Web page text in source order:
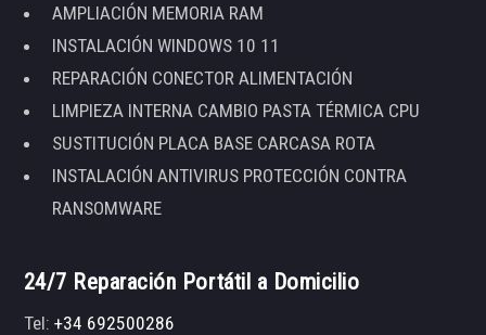
AMPLIACIÓN MEMORIA RAM
INSTALACIÓN WINDOWS 10 11
REPARACIÓN CONECTOR ALIMENTACIÓN
LIMPIEZA INTERNA CAMBIO PASTA TÉRMICA CPU
SUSTITUCIÓN PLACA BASE CARCASA ROTA
INSTALACIÓN ANTIVIRUS PROTECCIÓN CONTRA
RANSOMWARE
24/7 Reparación Portátil a Domicilio
Tel:+34 692500286